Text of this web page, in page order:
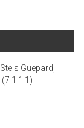
Guepard,